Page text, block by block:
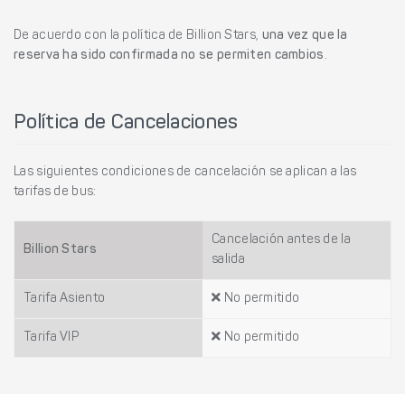
De acuerdo con la política de Billion Stars, una vez que la
reserva ha sido confirmada no se permiten cambios .
Política de Cancelaciones
Las siguientes condiciones de cancelación se aplican a las
tarifas de bus:
Billion Stars
Cancelación antes de la
salida
Tarifa Asiento No permitido
Tarifa VIP No permitido